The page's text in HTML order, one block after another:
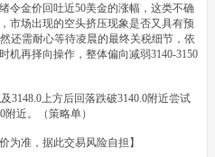
令金价回吐近50美金的涨幅，这类不确
市场出现的空头挤压现象是否又具有预
还需耐心等待凌晨的最终关税细节，依
机再择向操作，整体偏向减弱3140-3150
3148.0上方后回落跌破3140.0附近尝试
附近。（策略单）
为准，据此交易风险自担】